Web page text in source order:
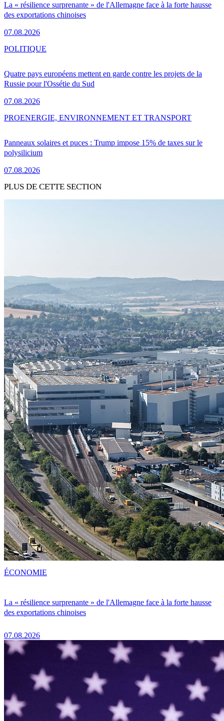
La « résilience surprenante » de l'Allemagne face à la forte hausse
des exportations chinoises
07.08.2026
Quatre pays européens mettent en garde contre les projets de la
Russie pour l'Ossétie du Sud
07.08.2026
POLITIQUE
Panneaux solaires et puces : Trump impose 15% de taxes sur le
polysilicium
07.08.2026
PROENERGIE, ENVIRONNEMENT ET TRANSPORT
PLUS DE CETTE SECTION
La « résilience surprenante » de l'Allemagne face à la forte hausse
des exportations chinoises
07.08.2026
ÉCONOMIE